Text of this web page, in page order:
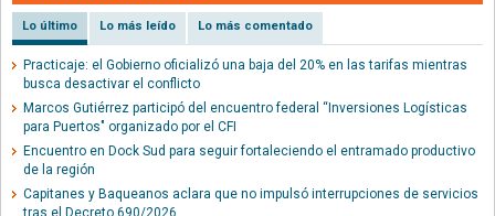
Lo último Lo más leído Lo más comentado
Practicaje: el Gobierno oficializó una baja del 20% en las tarifas mientras
busca desactivar el conflicto
Marcos Gutiérrez participó del encuentro federal “Inversiones Logísticas
para Puertos" organizado por el CFI
Encuentro en Dock Sud para seguir fortaleciendo el entramado productivo
de la región
Capitanes y Baqueanos aclara que no impulsó interrupciones de servicios
tras el Decreto 690/2026